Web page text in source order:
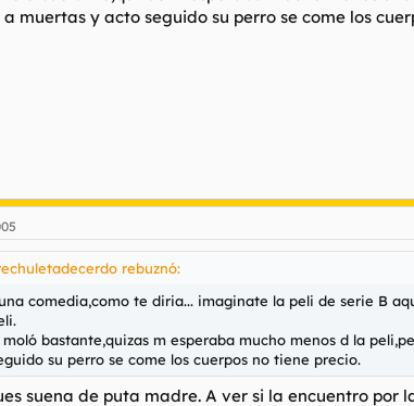
muertas y acto seguido su perro se come los
rebuznó:
comedia,como te diria... imaginate la peli de serie B
bastante,quizas m esperaba mucho menos d la
su perro se come los cuerpos no tiene precio.
suena de puta madre. A ver si la encuentro por